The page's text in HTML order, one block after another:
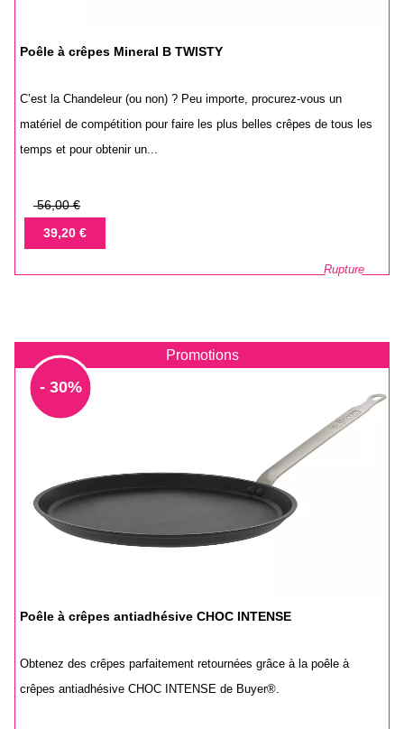
Poêle à crêpes Mineral B TWISTY
C’est la Chandeleur (ou non) ? Peu importe, procurez-vous un
matériel de compétition pour faire les plus belles crêpes de tous les
temps et pour obtenir un...
Prix
base
56,00 €
Prix39,20 €
Rupture
Promotions
- 30%
Poêle à crêpes antiadhésive CHOC INTENSE
Obtenez des crêpes parfaitement retournées grâce à la poêle à
crêpes antiadhésive CHOC INTENSE de Buyer®.